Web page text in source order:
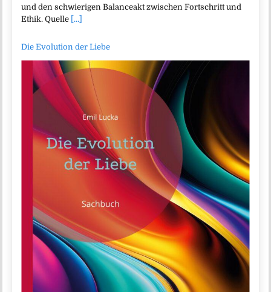
und den schwierigen Balanceakt zwischen Fortschritt und
Ethik. Quelle [...]
Die Evolution der Liebe